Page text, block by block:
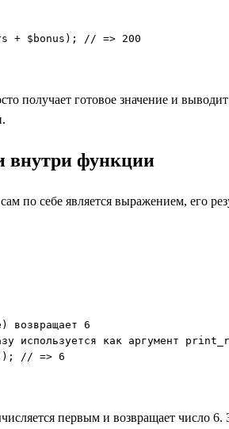
+ $bonus); // => 200
получает готовое значение и
внутри функции
по себе является выражением, его
возвращает 6
используется как аргумент
// => 6
первым и возвращает число 6.